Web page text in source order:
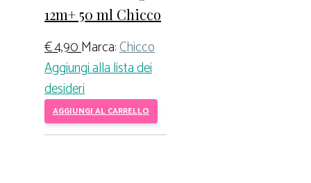
12m+ 50 ml Chicco
€4,90Marca:Chicco
Aggiungi alla lista dei
desideri
AGGIUNGI AL CARRELLO